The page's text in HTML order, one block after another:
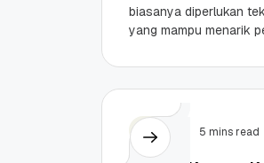
Promo Ramadan 2026:
Diskon Domain dan
biasanya diperlukan
yang mampu menarik
sebuah strategi untuk
dan memperkenalkan
Bisnis 5 mins read